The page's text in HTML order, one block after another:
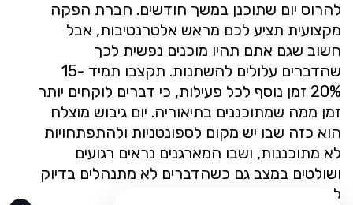
להרוס יום שתוכנן במשך חודשים. חברת הפקה
מקצועית תציע לכם מראש אלטרנטיבות, אבל
חשוב שגם אתם תהיו מוכנים נפשית לכך
שהדברים עלולים להשתנות. תקצבו תמיד 15-
20% זמן נוסף לכל פעילות, כי דברים לוקחים יותר
זמן ממה שמתוכננים בתיאוריה. יום גיבוש מוצלח
הוא כזה שבו יש מקום לספונטניות ולהתפתחויות
לא מתוכננות, ושבו המארגנים נראים רגועים
ושולטים במצב גם כשהדברים לא מתנהלים בדיוק
לפי התוכנית המקורית.